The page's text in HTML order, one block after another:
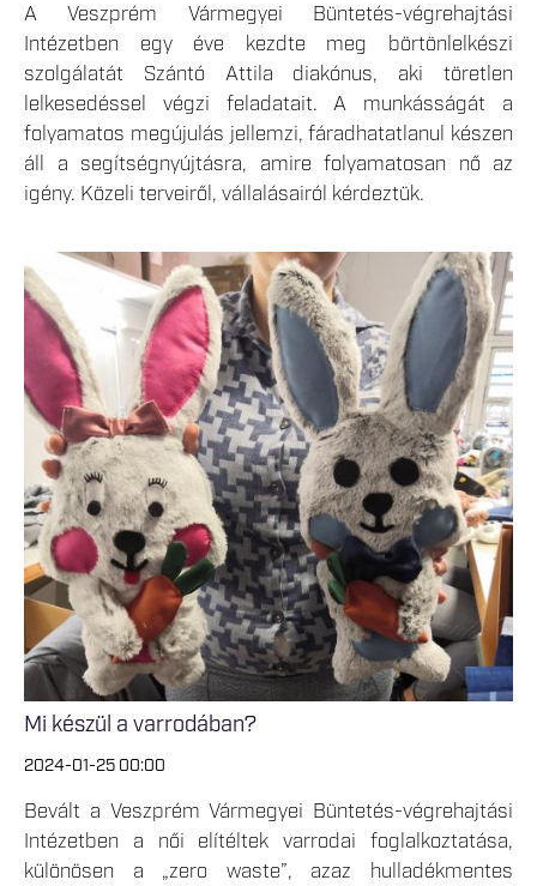
A Veszprém Vármegyei Büntetés-végrehajtási
Intézetben egy éve kezdte meg börtönlelkészi
szolgálatát Szántó Attila diakónus, aki töretlen
lelkesedéssel végzi feladatait. A munkásságát a
folyamatos megújulás jellemzi, fáradhatatlanul készen
áll a segítségnyújtásra, amire folyamatosan nő az
igény. Közeli terveiről, vállalásairól kérdeztük.
Mi készül a varrodában?
2024-01-25 00:00
Bevált a Veszprém Vármegyei Büntetés-végrehajtási
Intézetben a női elítéltek varrodai foglalkoztatása,
különösen a „zero waste”, azaz hulladékmentes